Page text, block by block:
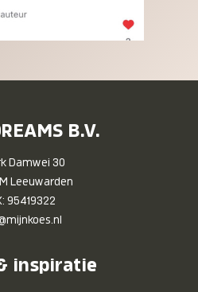
B.V.
Damwei 30
Leeuwarden
95419322
inspiratie